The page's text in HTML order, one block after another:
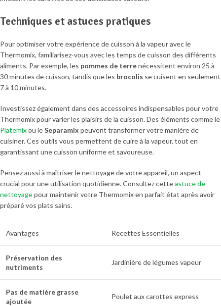
Techniques et astuces pratiques
Pour optimiser votre expérience de cuisson à la vapeur avec le
Thermomix, familiarisez-vous avec les temps de cuisson des différents
aliments. Par exemple, les pommes de terrenécessitent environ 25 à
30 minutes de cuisson, tandis que les brocolis se cuisent en seulement
7 à 10 minutes.
Investissez également dans des accessoires indispensables pour votre
Thermomix pour varier les plaisirs de la cuisson. Des éléments comme le
Platemixou leSeparamix peuvent transformer votre manière de
cuisiner. Ces outils vous permettent de cuire à la vapeur, tout en
garantissant une cuisson uniforme et savoureuse.
Pensez aussi à maîtriser le nettoyage de votre appareil, un aspect
crucial pour une utilisation quotidienne. Consultez cetteastuce de
nettoyagepour maintenir votre Thermomix en parfait état après avoir
préparé vos plats sains.
Avantages Recettes Essentielles
Préservation des
nutriments
Jardinière de légumes vapeur
Pas de matière grasse
ajoutée
Poulet aux carottes express